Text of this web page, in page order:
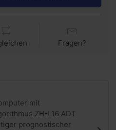
Fragen?
mit
ZH-L16 ADT
prognostischer